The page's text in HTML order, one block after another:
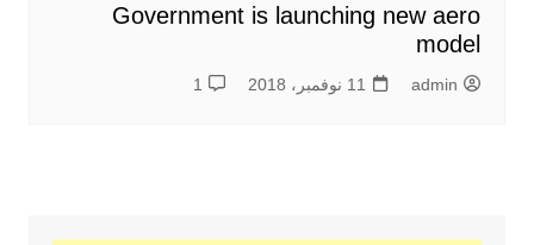
Government is launching new aero
model
admin 11 نوفمبر، 2018 1